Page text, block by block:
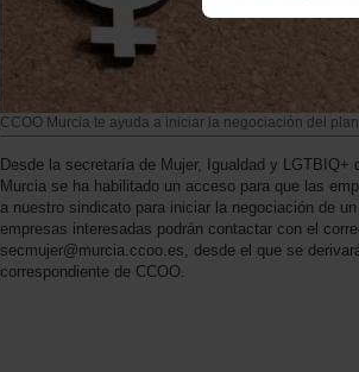
CCOO Murcia te ayuda a iniciar la negociación del
Desde la secretaría de Mujer, Igualdad y LGTBIQ+
Murcia se ha habilitado un acceso para que las
a nuestro sindicato para iniciar la negociación de
empresas interesadas podrán contactar con el
secmujer@murcia.ccoo.es, desde el que se
correspondiente de CCOO.